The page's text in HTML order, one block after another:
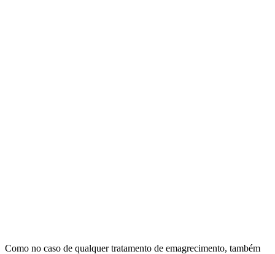
Como no caso de qualquer tratamento de emagrecimento, também